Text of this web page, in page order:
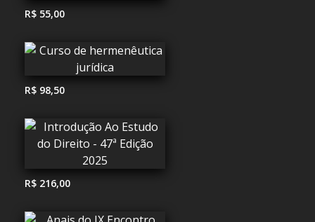
R$ 55,00
R$ 98,50
R$ 216,00